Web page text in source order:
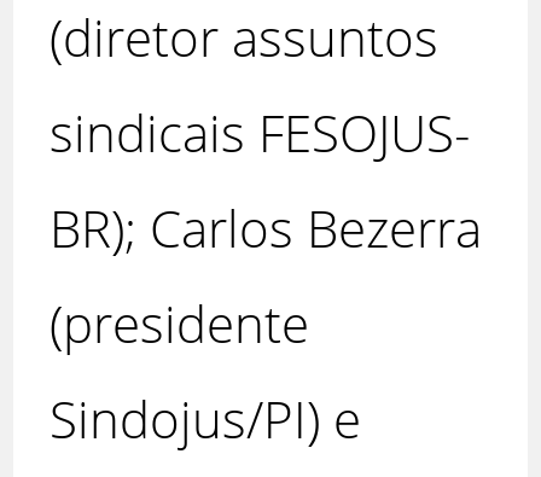
(diretor assuntos
sindicais FESOJUS-
BR); Carlos Bezerra
(presidente
Sindojus/PI) e